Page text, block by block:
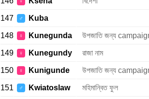
147 ♂ Kuba
148 ♀ Kunegunda উপজাতি জন্য
149 ♀ Kunegundy রাজা নাম
150 ♀ Kunigunde উপজাতি জন্য
151 ♂ Kwiatoslaw মহিমান্বিত ফুল